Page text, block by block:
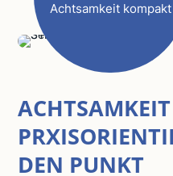
Achtsamkeit kompakt
DEN PUNKT